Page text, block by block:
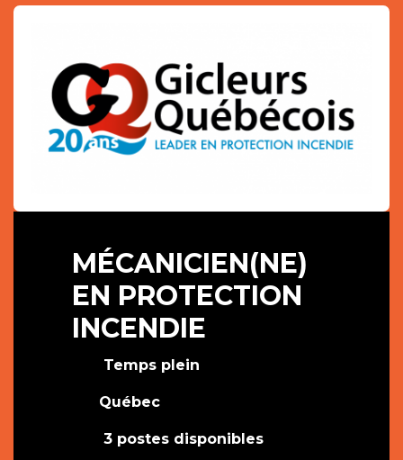
MÉCANICIEN(NE)
EN PROTECTION
INCENDIE
Temps plein
Québec
3 postes disponibles